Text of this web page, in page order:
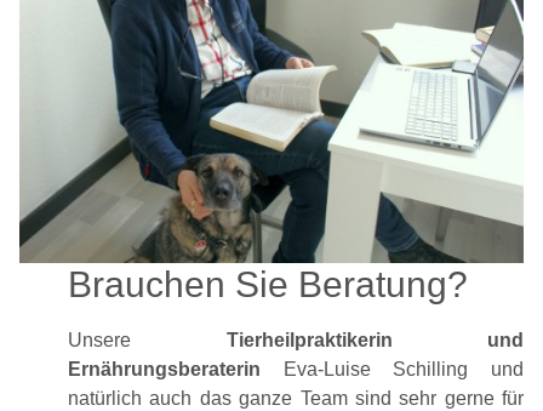
Brauchen Sie Beratung?
Unsere
Tierheilpraktikerin und
Ernährungsberaterin
Eva-Luise Schilling und
natürlich auch das ganze Team sind sehr gerne für